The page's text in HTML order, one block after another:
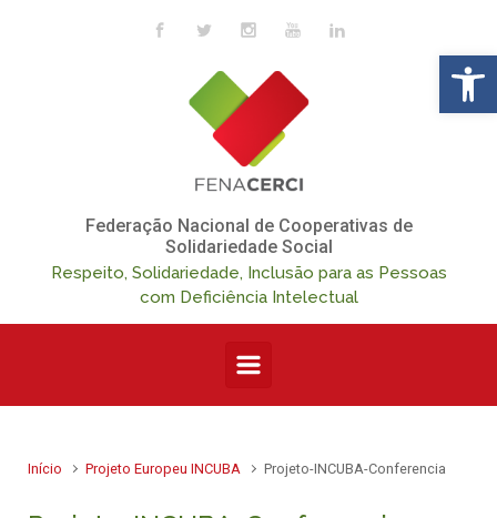
Skip to main content
Federação Nacional de Cooperativas de
Solidariedade Social
Respeito, Solidariedade, Inclusão para as Pessoas
com Deficiência Intelectual
Início Projeto Europeu INCUBA Projeto-INCUBA-Conferencia